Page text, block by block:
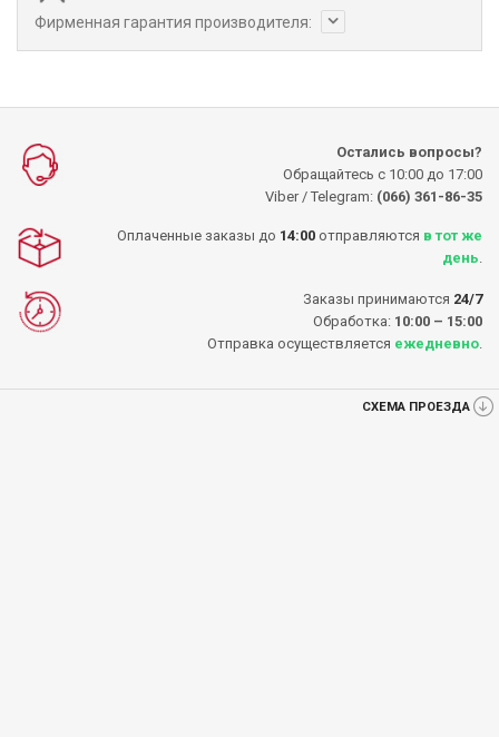
Фирменная гарантия производителя:
Остались вопросы?
Обращайтесь с 10:00 до 17:00
Viber / Telegram: (066) 361-86-35
Оплаченные заказы до 14:00 отправляются в тот же
день
Заказы принимаются 24/7
Обработка: 10:00 – 15:00
Отправка осуществляется ежедневно
СХЕМА ПРОЕЗДА